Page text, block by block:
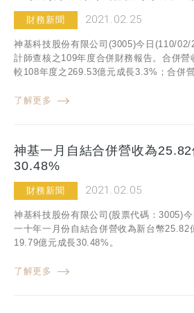
財務新聞 2021.02.25
神基科技股份有限公司(3005)今日(110/
計師查核之109年度合併財務報告。合併營
較108年度之269.53億元成長3.3%；合併
了解更多
神基一月自結合併營收為
30.48%
財務新聞 2021.02.05
神基科技股份有限公司(股票代碼：3005)
一十年一月份自結合併營收為新台幣25.82
19.79億元成長30.48%。
了解更多